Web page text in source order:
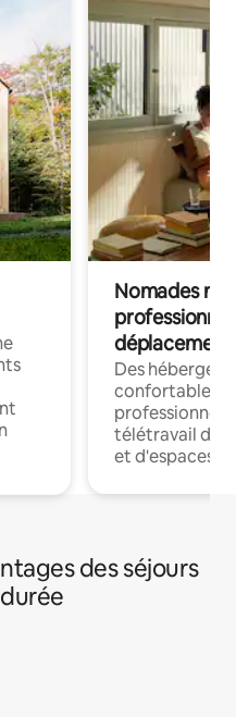
Nomades
déplacement
Des
confortables
professionnels
télétravail
et d'espaces
des séjours